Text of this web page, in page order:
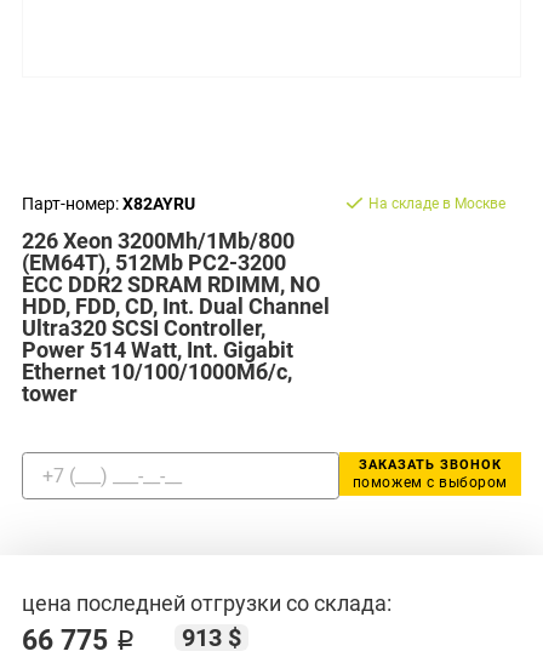
Парт-номер:X82AYRU
226 Xeon 3200Mh/1Mb/800
(EM64T), 512Mb PC2-3200
ECC DDR2 SDRAM RDIMM, NO
HDD, FDD, CD, Int. Dual Channel
Ultra320 SCSI Controller,
Power 514 Watt, Int. Gigabit
Ethernet 10/100/1000Мб/с,
tower
На складе в Москве
ЗАКАЗАТЬ ЗВОНОК
поможем с выбором
цена последней отгрузки со склада:
66 775 ₽ 913 $